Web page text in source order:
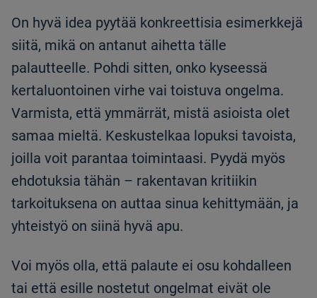
On hyvä idea pyytää konkreettisia esimerkkejä
siitä, mikä on antanut aihetta tälle
palautteelle. Pohdi sitten, onko kyseessä
kertaluontoinen virhe vai toistuva ongelma.
Varmista, että ymmärrät, mistä asioista olet
samaa mieltä. Keskustelkaa lopuksi tavoista,
joilla voit parantaa toimintaasi. Pyydä myös
ehdotuksia tähän – rakentavan kritiikin
tarkoituksena on auttaa sinua kehittymään, ja
yhteistyö on siinä hyvä apu.
Voi myös olla, että palaute ei osu kohdalleen
tai että esille nostetut ongelmat eivät ole